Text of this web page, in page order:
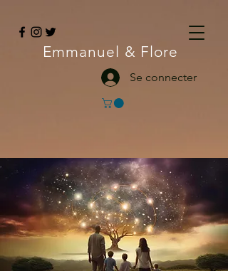
Emmanuel & Flore
Se connecter